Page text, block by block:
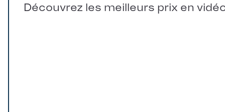
Découvrez les meilleurs prix en